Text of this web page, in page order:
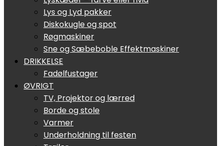
Lys og Lyd pakker
Diskokugle og spot
Røgmaskiner
Sne og Sæbeboble Effektmaskiner
DRIKKELSE
Fadølfustager
ØVRIGT
TV, Projektor og lærred
Borde og stole
Varmer
Underholdning til festen